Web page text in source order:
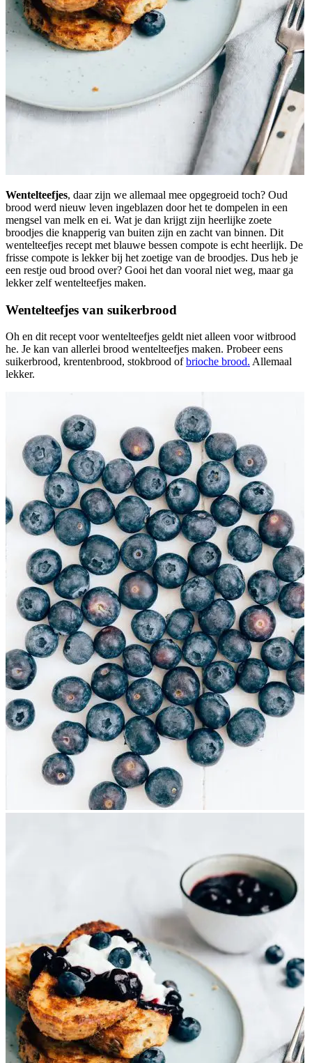
Wentelteefjes, daar zijn we allemaal mee opgegroeid toch? Oud
brood werd nieuw leven ingeblazen door het te dompelen in een
mengsel van melk en ei. Wat je dan krijgt zijn heerlijke zoete
broodjes die knapperig van buiten zijn en zacht van binnen. Dit
wentelteefjes recept met blauwe bessen compote is echt heerlijk. De
frisse compote is lekker bij het zoetige van de broodjes. Dus heb je
een restje oud brood over? Gooi het dan vooral niet weg, maar ga
lekker zelf wentelteefjes maken.
Wentelteefjes van suikerbrood
Oh en dit recept voor wentelteefjes geldt niet alleen voor witbrood
he. Je kan van allerlei brood wentelteefjes maken. Probeer eens
suikerbrood, krentenbrood, stokbrood ofbrioche brood. Allemaal
lekker.